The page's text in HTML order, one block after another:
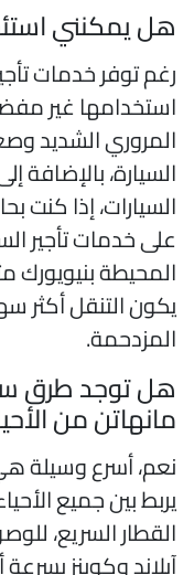
يمكنني
توفر خدمات تأجير
غير مفضل
الشديد
بالإضافة
إذا كنت
خدمات تأجير
بنيويورك
التنقل أكثر
توجد طرق
من
أسرع وسيلة هي
بين جميع
السريع،
وكوينز بسرعة